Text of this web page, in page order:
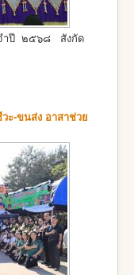
จำปี ๒๕๖๘ สังกัด
ะ-ขนส่ง อาสาช่วย